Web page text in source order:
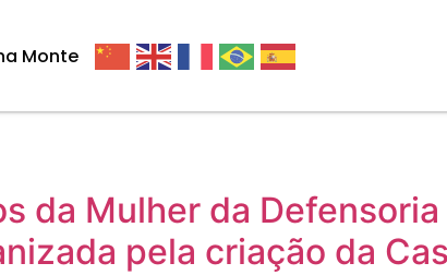
Monte
da Mulher da
pela criação da